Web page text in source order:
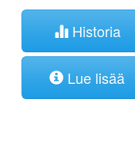
Historia
Lue lisää